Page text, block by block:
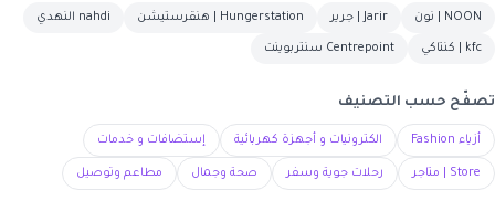
NOON | نون Jarir | جرير Hungerstation | هنقرستيشن nahdi النهدي
kfc | كنتاكي Centrepoint سنتربوينت
تصفّح حسب التصنيف
أزياء Fashion الكترونيات و أجهزة كهربائية إستضافات و خدمات
Store | متاجر رحلات جوية وسفر صحة وجمال مطاعم وتوصيل